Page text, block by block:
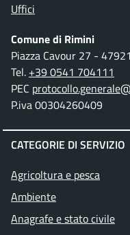
Uffici
Comune di Rimini
Piazza Cavour 27 -
Tel. +39 0541 704111
PEC
P.iva 00304260409
CATEGORIE DI SERVIZIO
Agricoltura e pesca
Ambiente
Anagrafe e stato civile